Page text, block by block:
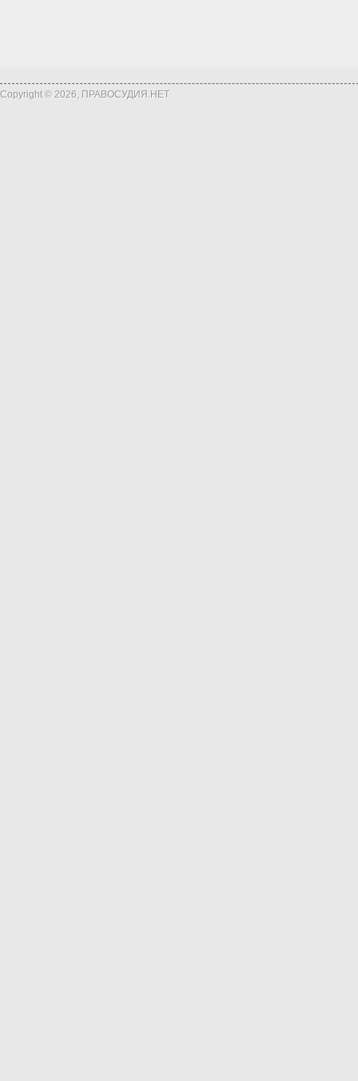
Copyright © 2026, ПРАВОСУДИЯ.НЕТ